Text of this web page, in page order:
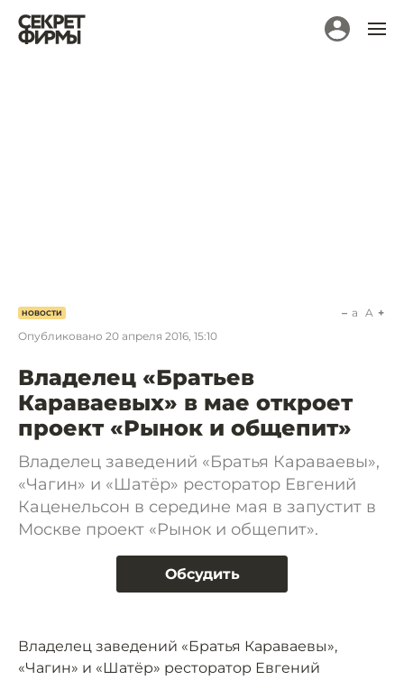
НОВОСТИ
Опубликовано 20 апреля 2016, 15:10
a A
Владелец «Братьев
Караваевых» в мае откроет
проект «Рынок и общепит»
Владелец заведений «Братья Караваевы»,
«Чагин» и «Шатёр» ресторатор Евгений
Каценельсон в середине мая в запустит в
Москве проект «Рынок и общепит».
Обсудить
Владелец заведений «Братья Караваевы»,
«Чагин» и «Шатёр» ресторатор Евгений